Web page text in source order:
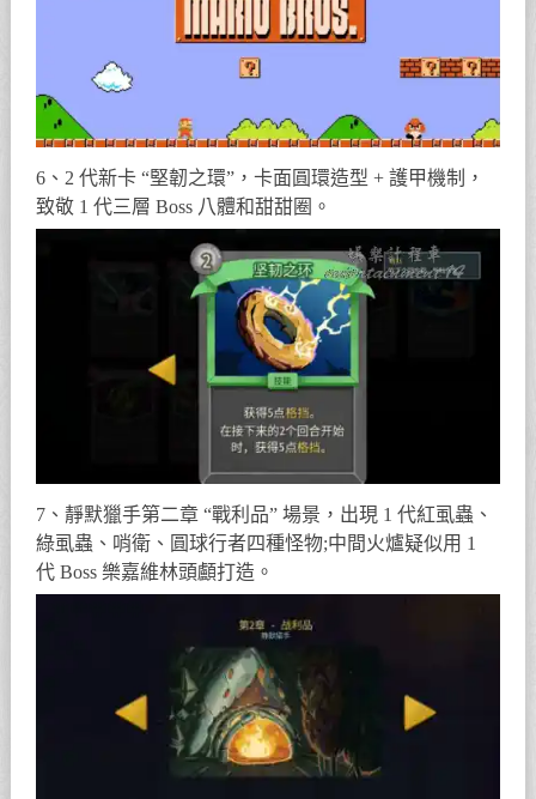
6、2 代新卡 “堅韌之環”，卡面圓環造型 + 護甲機制，
致敬 1 代三層 Boss 八體和甜甜圈。
7、靜默獵手第二章 “戰利品” 場景，出現 1 代紅虱蟲、
綠虱蟲、哨衛、圓球行者四種怪物;中間火爐疑似用 1
代 Boss 樂嘉維林頭顱打造。